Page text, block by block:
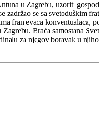
u Zagrebu, uzoriti
zadržao se sa svetoduškim
franjevaca konventualaca,
Zagrebu. Braća samostana
za njegov boravak u